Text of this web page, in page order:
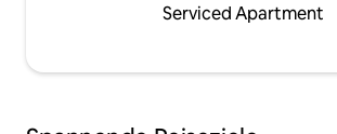
Serviced Apartment